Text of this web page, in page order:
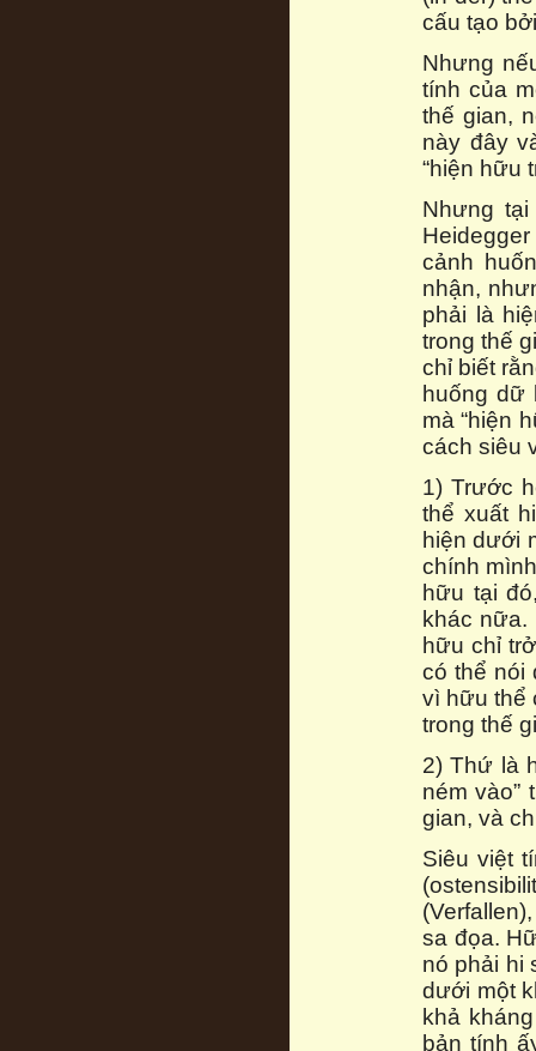
cấu tạo
Nhưng
tính của
thế gian,
này đây
“hiện hữu
Nhưng
cảnh
nhận,
phải là
trong thế
chỉ biết
huống dữ
mà “hiện
cách siêu
1) Trước
thể xuất
hiện dưới
chính
hữu tại
khác
hữu chỉ
có thể nói
vì hữu thể
trong thế
2) Thứ là
ném vào”
gian, và
Siêu việt
sa đọa.
nó phải hi
dưới một
khả
bản tính